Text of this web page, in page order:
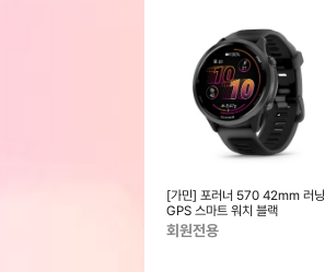
소재지
[가민] 포러너 570 42mm 러닝
GPS 스마트 워치 블랙
회원전용